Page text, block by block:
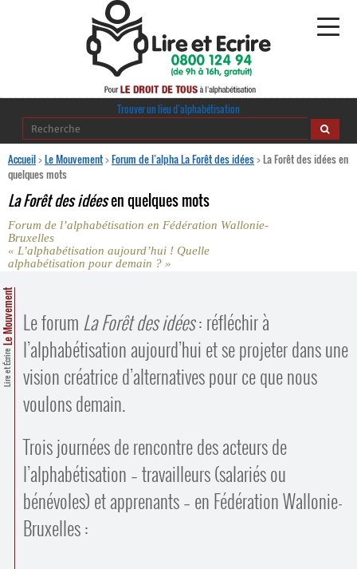
Alphabétisation
·
journaldelalpha.be
Comprendre et parler
Espace presse
Contacts
Trouver un lieu d’alphabétisation
Accueil>Le Mouvement>Forum de l’alpha La Forêt des idées>La Forêt des idées en
quelques mots
La Forêt des idéesen quelques mots
Forum de l’alphabétisation en Fédération Wallonie-
Bruxelles
« L’alphabétisation aujourd’hui ! Quelle
alphabétisation pour demain ? »
Lire et Écrire
Le Mouvement Le forum La Forêt des idées: réfléchir à
l’alphabétisation aujourd’hui et se projeter dans une
vision créatrice d’alternatives pour ce que nous
voulons demain.
Trois journées de rencontre des acteurs de
l’alphabétisation – travailleurs (salariés ou
bénévoles) et apprenants – en Fédération Wallonie-
Bruxelles :